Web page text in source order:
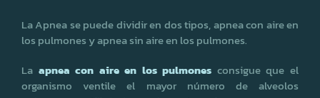
La Apnea se puede dividir en dos tipos, apnea con aire en
los pulmones y apnea sin aire en los pulmones.
La apnea con aire en los pulmones consigue que el
organismo ventile el mayor número de alveolos